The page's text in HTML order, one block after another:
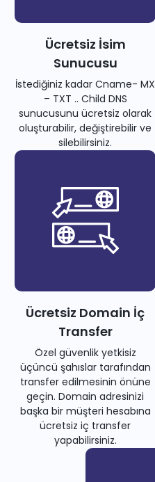
Ücretsiz İsim
Sunucusu
İstediğiniz kadar Cname- MX
– TXT .. Child DNS
sunucusunu ücretsiz olarak
oluşturabilir, değiştirebilir ve
silebilirsiniz.
Ücretsiz Domain İç
Transfer
Özel güvenlik yetkisiz
üçüncü şahıslar tarafından
transfer edilmesinin önüne
geçin. Domain adresinizi
başka bir müşteri hesabına
ücretsiz iç transfer
yapabilirsiniz.